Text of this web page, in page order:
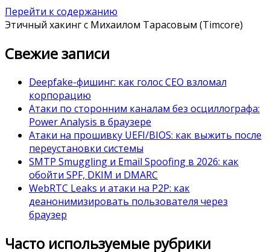
Перейти к содержанию
Этичный хакинг с Михаилом Тарасовым (Timcore)
Свежие записи
Deepfake-фишинг: как голос CEO взломал
корпорацию
Атаки по сторонним каналам без осциллографа:
Power Analysis в браузере
Атаки на прошивку UEFI/BIOS: как выжить после
переустановки системы
SMTP Smuggling и Email Spoofing в 2026: как
обойти SPF, DKIM и DMARC
WebRTC Leaks и атаки на P2P: как
деанонимизировать пользователя через
браузер
Часто используемые рубрики